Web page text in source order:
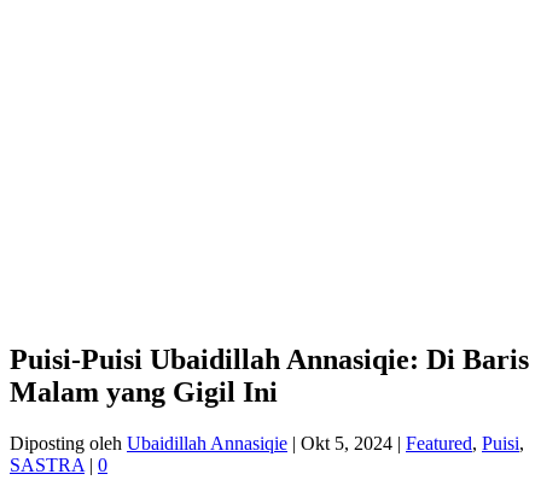
Puisi-Puisi Ubaidillah Annasiqie: Di Baris
Malam yang Gigil Ini
Diposting oleh Ubaidillah Annasiqie | Okt 5, 2024 | Featured, Puisi,
SASTRA | 0